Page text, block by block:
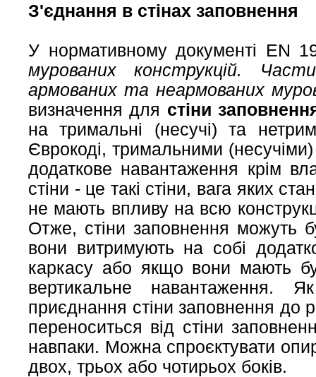
З'єднання в стінах заповнення​
У нормативному документі EN
мурованих конструкцій.
армованих та неармованих
визначення для стіни
на тримальні (несучі) та
Єврокоді, тримальними
додаткове навантаження крім
стіни - це такі стіни, вага яких
не мають впливу на всю
Отже, стіни заповнення можуть
вони витримують на собі
каркасу або якщо вони мають
вертикальне навантаження.
приєднання стіни заповнення до
переноситься від стіни
навпаки. Можна спроєктувати
двох, трьох або чотирьох боків.